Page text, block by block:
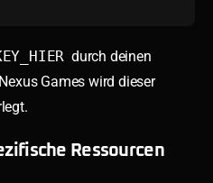
durch deinen
Games wird dieser
Ressourcen